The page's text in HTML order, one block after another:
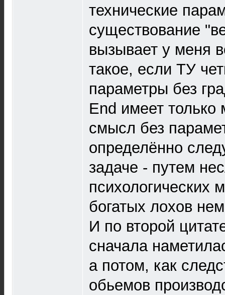
технические
существование
вызывает у меня
такое, если ТУ
параметры без
End имеет только
смысл без
определённо
задаче - путем
психологических
богатых лохов
И по второй
сначала
а потом, как
обьемов